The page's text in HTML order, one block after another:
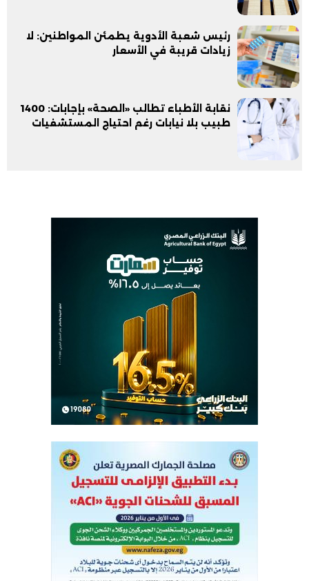
رئيس شعبة الأدوية يطمئن المواطنين: لا
زيادات قريبة في الأسعار
نقابة الأطباء تطالب «الصحة» بإجابات: 1400
طبيب بلا نيابات رغم احتياج المستشفيات